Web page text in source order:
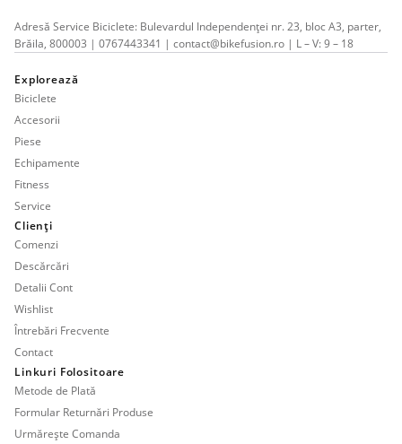
Adresă Service Biciclete: Bulevardul Independenței nr. 23, bloc A3, parter,
Brăila, 800003 | 0767443341 | contact@bikefusion.ro | L – V: 9 – 18
Explorează
Biciclete
Accesorii
Piese
Echipamente
Fitness
Service
Clienți
Comenzi
Descărcări
Detalii Cont
Wishlist
Întrebări Frecvente
Contact
Linkuri Folositoare
Metode de Plată
Formular Returnări Produse
Urmărește Comanda